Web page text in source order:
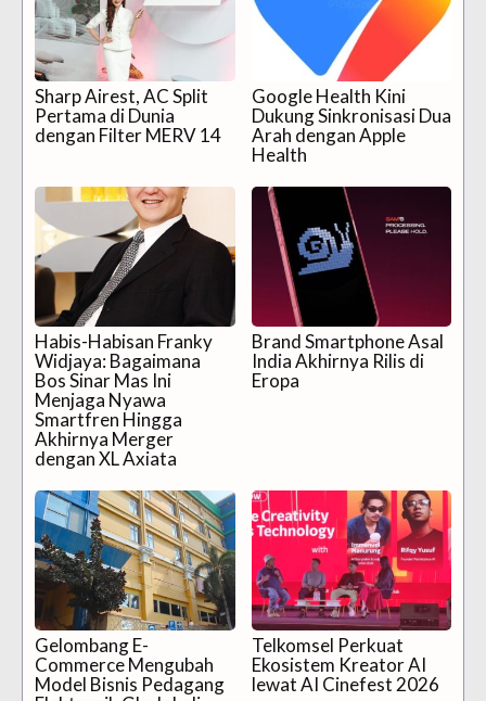
Sharp Airest, AC Split
Pertama di Dunia
dengan Filter MERV 14
Google Health Kini
Dukung Sinkronisasi Dua
Arah dengan Apple
Health
Habis-Habisan Franky
Widjaya: Bagaimana
Bos Sinar Mas Ini
Menjaga Nyawa
Smartfren Hingga
Akhirnya Merger
dengan XL Axiata
Brand Smartphone Asal
India Akhirnya Rilis di
Eropa
Gelombang E-
Commerce Mengubah
Model Bisnis Pedagang
Telkomsel Perkuat
Ekosistem Kreator AI
lewat AI Cinefest 2026